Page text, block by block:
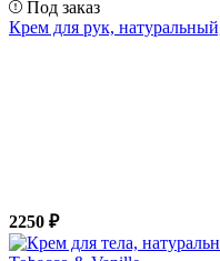
Под заказ
Крем для рук,
2250 ₽